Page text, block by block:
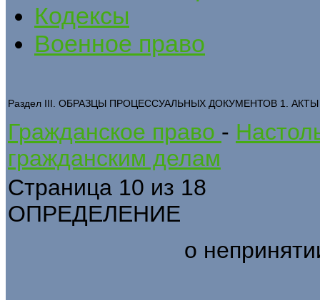
Кодексы
Военное право
Раздел III. ОБРАЗЦЫ ПРОЦЕССУАЛЬНЫХ ДОКУМЕНТОВ 1.
Гражданское право -
гражданским делам
Страница 10 из 18
ОПРЕДЕЛЕНИЕ
о